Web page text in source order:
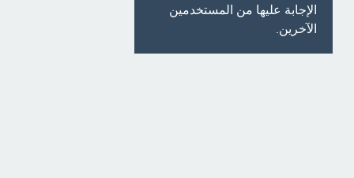
الإجابة عليها من المستخدمين
الآخرين.